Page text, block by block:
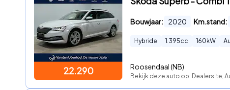
22.290
Bouwjaar: 2020 Km.stand:
Hybride 1.395cc 160 kW
Roosendaal (NB)
Bekijk deze auto op: Dealersite,